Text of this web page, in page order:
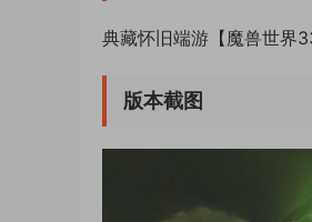
典藏怀旧端游【魔兽世界
版本截图